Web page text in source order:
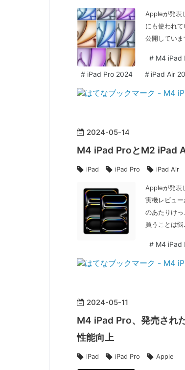
Appleが発表
にも使われ
公開してい
# M4 iPad
# iPad Pro 2024 # iPad Air
2024-05-14
M4 iPad ProとM2 iPad
iPad iPad Pro iPad Air
Appleが発表
実機レビュ
のあたりけ
買うことは
# M4 iPad
2024-05-11
M4 iPad Pro、発売され
性能向上
iPad iPad Pro Apple